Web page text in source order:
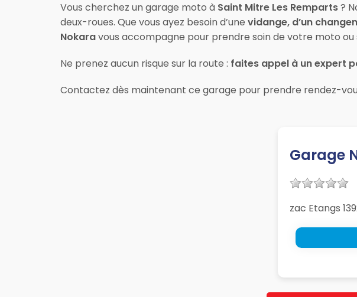
Vous cherchez un garage moto à Saint Mitre Les Remparts?
deux-roues. Que vous ayez besoin d’une vidange, d’un
Nokaravous accompagne pour prendre soin de votre moto ou
Ne prenez aucun risque sur la route : faites appel à un expert
Contactez dès maintenant ce garage pour prendre rendez-
Garage
zac Etangs